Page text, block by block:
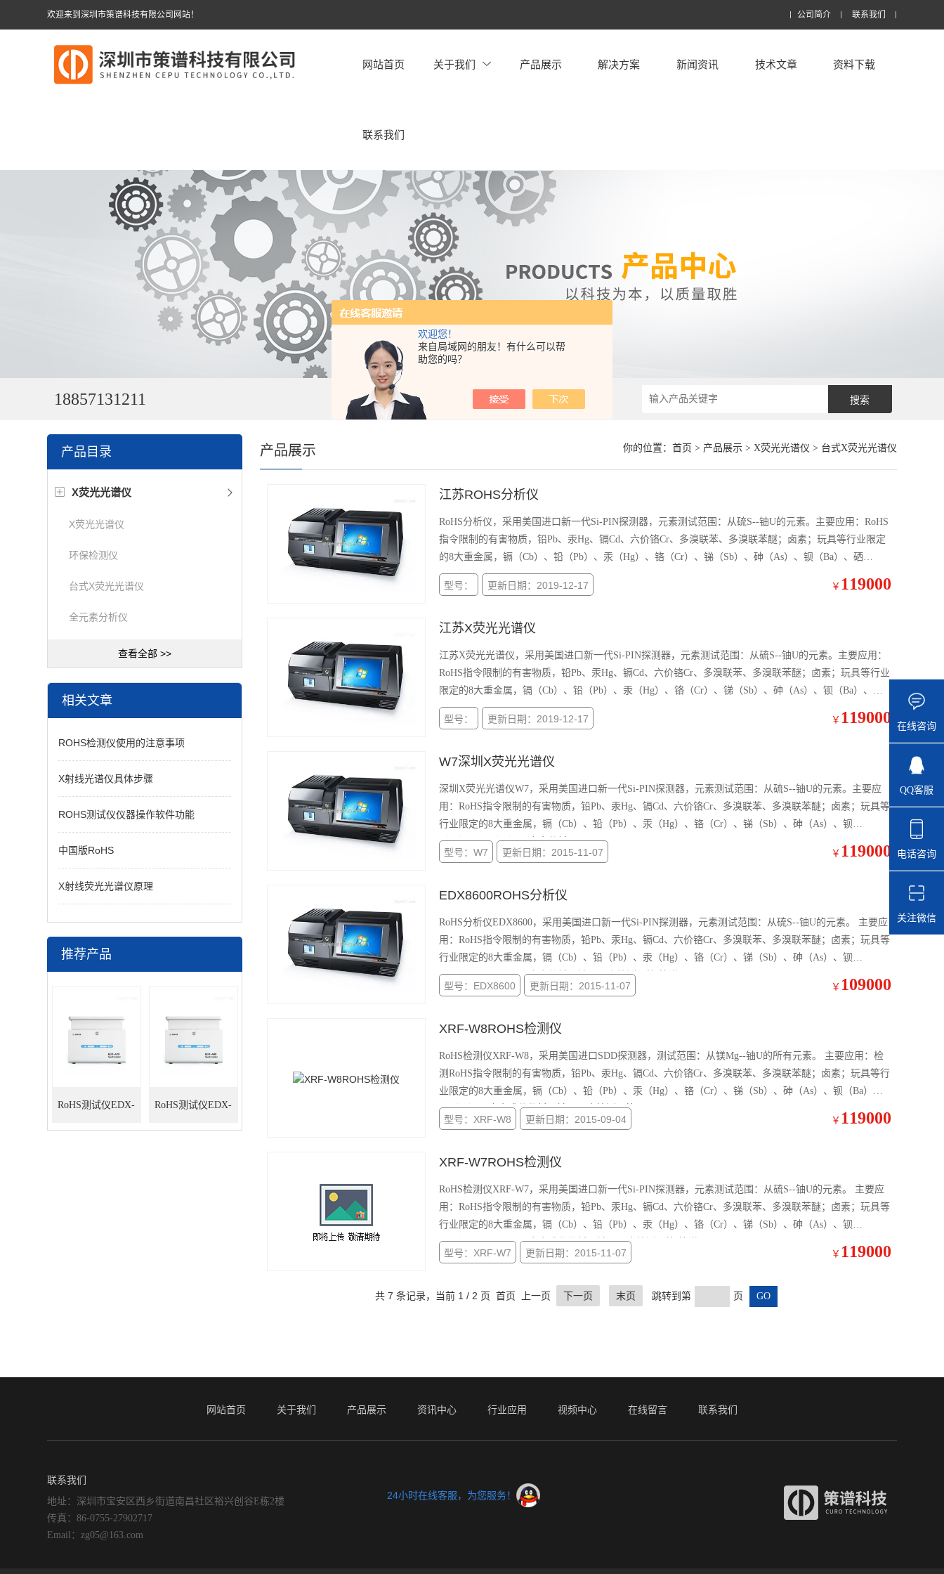
欢迎您！
来自局域网的朋友！有什么可以帮
助您的吗？
欢迎来到深圳市策谱科技有限公司网站！ 公司简介 联系我们
网站首页 关于我们 产品展示 解决方案 新闻资讯 技术文章 资料下载
联系我们
18857131211
产品目录
X荧光光谱仪
X荧光光谱仪
环保检测仪
台式X荧光光谱仪
全元素分析仪
查看全部 >>
相关文章
ROHS检测仪使用的注意事项
X射线光谱仪具体步骤
ROHS测试仪仪器操作软件功能
中国版RoHS
X射线荧光光谱仪原理
推荐产品
RoHS测试仪EDX- RoHS测试仪EDX-
你的位置： 首页 > 产品展示> X荧光光谱仪 > 台式X荧光光谱仪
产品展示
江苏ROHS分析仪
RoHS分析仪，采用美国进口新一代Si-PIN探测器，元素测试范围：从硫S--铀U的元素。主要应用：RoHS
指令限制的有害物质，铅Pb、汞Hg、镉Cd、六价铬Cr、多溴联苯、多溴联苯醚；卤素；玩具等行业限定
的8大重金属，镉（Cb）、铅（Pb）、汞（Hg）、铬（Cr）、锑（Sb）、砷（As）、钡（Ba）、硒
（Se）
型号： 更新日期：2019-12-17 ￥ 119000
江苏X荧光光谱仪
江苏X荧光光谱仪，采用美国进口新一代Si-PIN探测器，元素测试范围：从硫S--铀U的元素。主要应用：
RoHS指令限制的有害物质，铅Pb、汞Hg、镉Cd、六价铬Cr、多溴联苯、多溴联苯醚；卤素；玩具等行业
限定的8大重金属，镉（Cb）、铅（Pb）、汞（Hg）、铬（Cr）、锑（Sb）、砷（As）、钡（Ba）、硒
（Se）
型号： 更新日期：2019-12-17 ￥ 119000
W7深圳X荧光光谱仪
深圳X荧光光谱仪W7，采用美国进口新一代Si-PIN探测器，元素测试范围：从硫S--铀U的元素。主要应
用：RoHS指令限制的有害物质，铅Pb、汞Hg、镉Cd、六价铬Cr、多溴联苯、多溴联苯醚；卤素；玩具等
行业限定的8大重金属，镉（Cb）、铅（Pb）、汞（Hg）、铬（Cr）、锑（Sb）、砷（As）、钡
（Ba）、硒（Se）；合金分析；W7 www.ceputech.com
型号：W7 更新日期：2015-11-07 ￥ 119000
EDX8600ROHS分析仪
RoHS分析仪EDX8600，采用美国进口新一代Si-PIN探测器，元素测试范围：从硫S--铀U的元素。 主要应
用：RoHS指令限制的有害物质，铅Pb、汞Hg、镉Cd、六价铬Cr、多溴联苯、多溴联苯醚；卤素；玩具等
行业限定的8大重金属，镉（Cb）、铅（Pb）、汞（Hg）、铬（Cr）、锑（Sb）、砷（As）、钡
（Ba）、硒（Se）；合金分析；镀层厚度检测仪等.策谱www.ceputech.com
型号：EDX8600 更新日期：2015-11-07 ￥ 109000
XRF-W8ROHS检测仪
RoHS检测仪XRF-W8，采用美国进口SDD探测器，测试范围：从镁Mg--铀U的所有元素。 主要应用：检
测RoHS指令限制的有害物质，铅Pb、汞Hg、镉Cd、六价铬Cr、多溴联苯、多溴联苯醚；卤素；玩具等行
业限定的8大重金属，镉（Cb）、铅（Pb）、汞（Hg）、铬（Cr）、锑（Sb）、砷（As）、钡（Ba）、
硒（Se）；合金成分分析；镀层厚度检测仪等。www.ceputech.com
型号：XRF-W8 更新日期：2015-09-04 ￥ 119000
XRF-W7ROHS检测仪
RoHS检测仪XRF-W7，采用美国进口新一代Si-PIN探测器，元素测试范围：从硫S--铀U的元素。 主要应
用：RoHS指令限制的有害物质，铅Pb、汞Hg、镉Cd、六价铬Cr、多溴联苯、多溴联苯醚；卤素；玩具等
行业限定的8大重金属，镉（Cb）、铅（Pb）、汞（Hg）、铬（Cr）、锑（Sb）、砷（As）、钡
（Ba）、硒（Se）；合金成分分析；镀层厚度检测仪等.策谱www.ceputech.com
型号：XRF-W7 更新日期：2015-11-07 ￥ 119000
共 7 条记录，当前 1 / 2 页 首页 上一页 下一页 末页 跳转到第 页
网站首页 关于我们 产品展示 资讯中心 行业应用 视频中心 在线留言 联系我们
联系我们
地址：深圳市宝安区西乡街道南昌社区裕兴创谷E栋2楼
传真：86-0755-27902717
Email：zg05@163.com
24小时在线客服，为您服务！
在线咨询
QQ客服
电话咨询
关注微信